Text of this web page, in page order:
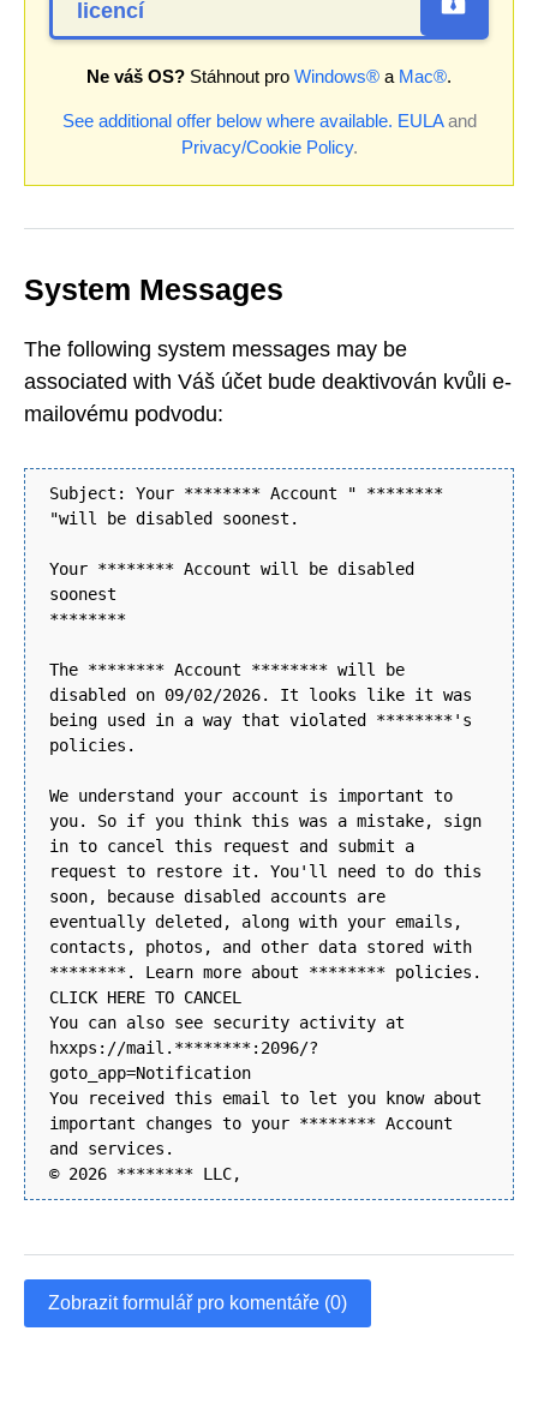
licencí
Ne váš OS? Stáhnout pro Windows® a Mac®.
See additional offer below where available. EULAand
Privacy/Cookie Policy.
System Messages
The following system messages may be
associated with Váš účet bude deaktivován kvůli e-
mailovému podvodu:
Subject: Your ******** Account " ********
"will be disabled soonest.
Your ******** Account will be disabled
soonest
********
The ******** Account ******** will be
disabled on 09/02/2026. It looks like it was
being used in a way that violated ********'s
policies.
We understand your account is important to
you. So if you think this was a mistake, sign
in to cancel this request and submit a
request to restore it. You'll need to do this
soon, because disabled accounts are
eventually deleted, along with your emails,
contacts, photos, and other data stored with
********. Learn more about ******** policies.
CLICK HERE TO CANCEL
You can also see security activity at
hxxps://mail.********:2096/?
goto_app=Notification
You received this email to let you know about
important changes to your ******** Account
and services.
© 2026 ******** LLC,
Zobrazit formulář pro komentáře (0)